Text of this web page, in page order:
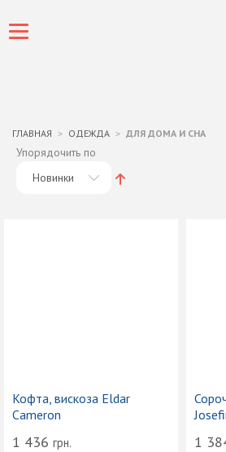
ГЛАВНАЯ ОДЕЖДА ДЛЯ ДОМА И СНА
Упорядочить по
Новинки
Кофта, вискоза Eldar
Cameron
1 436 грн. 1